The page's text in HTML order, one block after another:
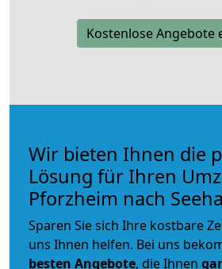
Kostenlose Angebote
Wir bieten Ihnen die
Lösung für Ihren
Pforzheim nach
Sparen Sie sich Ihre kostbare
uns Ihnen helfen. Bei uns
besten Angebote, die Ihnen